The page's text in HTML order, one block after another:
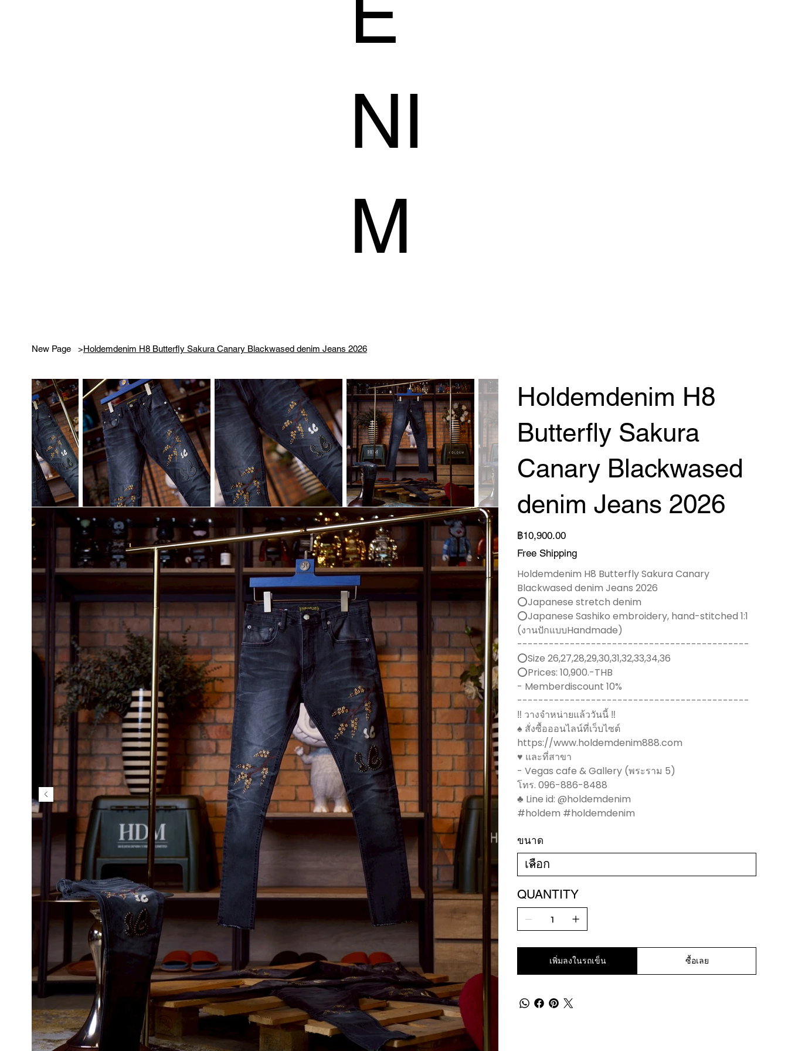
NI
M
New Page >Holdemdenim H8 Butterfly Sakura Canary Blackwased denim Jeans 2026
Holdemdenim H8
Butterfly Sakura
Canary Blackwased
denim Jeans 2026
ราคา
฿10,900.00
Free Shipping
Holdemdenim H8 Butterfly Sakura Canary
Blackwased denim Jeans 2026
⭕️Japanese stretch denim
⭕️Japanese Sashiko embroidery, hand-stitched 1:1
(งานปักแบบHandmade)
--------------------------------------------
⭕️Size 26,27,28,29,30,31,32,33,34,36
⭕️Prices: 10,900.-THB
- Memberdiscount 10%
--------------------------------------------
‼️ วางจำหน่ายแล้ววันนี้ ‼️
♠️ สั่งซื้อออนไลน์ที่เว็บไซต์
https://www.holdemdenim888.com
♥️ และที่สาขา
- Vegas cafe & Gallery (พระราม 5)
โทร. 096-886-8488
♣️ Line id: @holdemdenim
#holdem #holdemdenim
ขนาด
QUANTITY
เพิ่มลงในรถเข็น ซื้อเลย